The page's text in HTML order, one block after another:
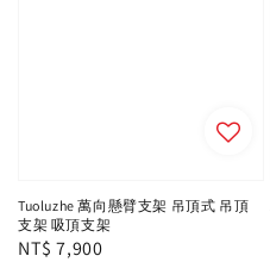
Tuoluzhe 萬向懸臂支架 吊頂式 吊頂
支架 吸頂支架
Regular
NT$ 7,900